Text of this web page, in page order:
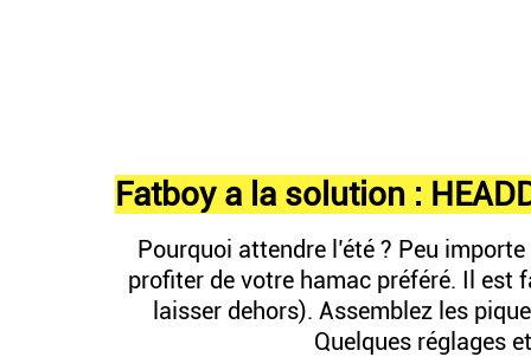
Fatboy a la solution :
Pourquoi attendre l’été ? Peu
profiter de votre hamac préféré. Il est
laisser dehors). Assemblez les
Quelques réglages